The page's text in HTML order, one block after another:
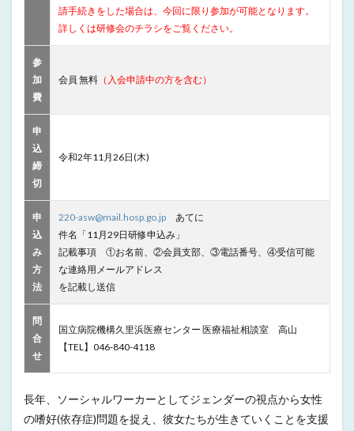
請手続きをした場合は、今回に限り参加が可能となります。
詳しくは研修会のチラシをご覧ください。
参
加
費
会員 無料 （入会申請中の方を含む）
申
込
締
切
令和2年11月26日(木)
申
込
み
方
法
220-asw@mail.hosp.go.jp あてに
件名「11月29日研修申込み」
記載事項 ①お名前、②会員支部、③電話番号、④受信可能
な連絡用メールアドレス
を記載し送信
問
合
せ
国立病院機構久里浜医療センター 医療福祉相談室 高山
【TEL】046-840-4118
長年、ソーシャルワーカーとしてジェンダーの視点から女性
の嗜好(依存症)問題を捉え、彼女たちが生きていくことを支援